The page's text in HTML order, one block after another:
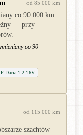
od 85 000 km
co 90 000 km
— przy
co 90
Dacia 1.2 16V
od 115 000 km
szachtów